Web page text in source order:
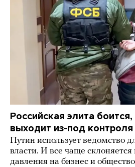
Российская элита
выходит из-под контроля
Путин использует ведомство
власти. И все чаще
давления на бизнес и